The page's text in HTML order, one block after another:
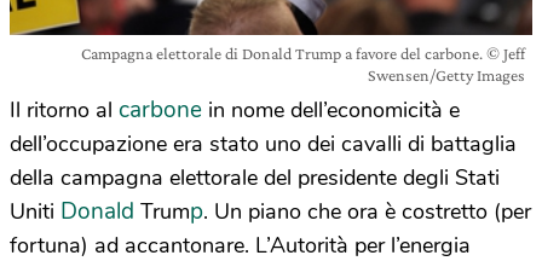
Campagna elettorale di Donald Trump a favore del carbone. © Jeff
Swensen/Getty Images
Il ritorno al carbone in nome dell’economicità e
dell’occupazione era stato uno dei cavalli di battaglia
della campagna elettorale del presidente degli Stati
Uniti Donald Trump. Un piano che ora è costretto (per
fortuna) ad accantonare. L’Autorità per l’energia